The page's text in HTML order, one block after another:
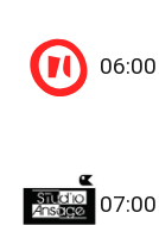
06:00
07:00